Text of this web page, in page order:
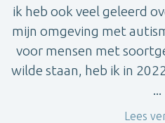
ik heb ook veel geleerd
mijn omgeving met
voor mensen met
wilde staan, heb ik in
...
Lees